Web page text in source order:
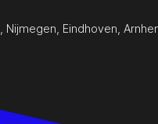
Nijmegen Eindhoven